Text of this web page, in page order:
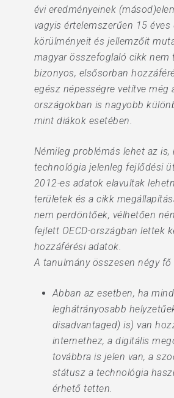
évi eredményeinek
vagyis értelemszerűen 15 éves
körülményeit és jellemzőit
magyar összefoglaló cikk nem
bizonyos, elsősorban
egész népességre vetítve még
országokban is nagyobb
mint diákok esetében.
Némileg problémás lehet az is,
technológia jelenleg fejlődési
2012-es adatok elavultak
területek és a cikk
nem perdöntőek, vélhetően
fejlett OECD-országban lettek
hozzáférési adatok.
A tanulmány összesen négy
Abban az esetben, ha
leghátrányosabb
disadvantaged) is) van
internethez, a digitális
továbbra is jelen van, a
státusz a technológia
érhető tetten.